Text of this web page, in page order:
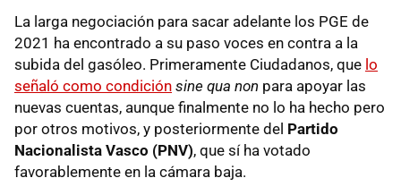
La larga negociación para sacar adelante los PGE de
2021 ha encontrado a su paso voces en contra a la
subida del gasóleo. Primeramente Ciudadanos, que lo
señaló como condición sine qua non para apoyar las
nuevas cuentas, aunque finalmente no lo ha hecho pero
por otros motivos, y posteriormente del Partido
Nacionalista Vasco (PNV), que sí ha votado
favorablemente en la cámara baja.